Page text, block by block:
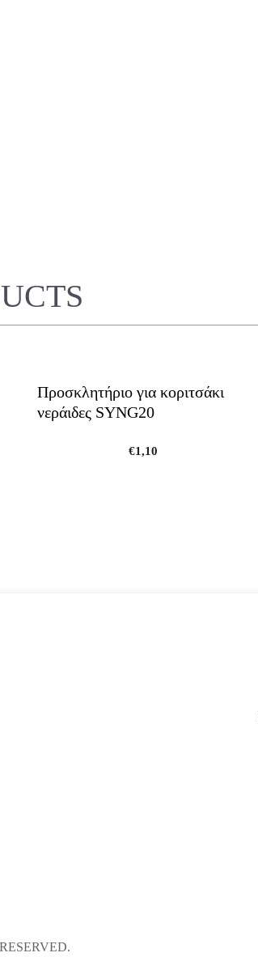
Προσκλητήριο για κοριτσάκι
νεράιδες SYNG20
€1,10